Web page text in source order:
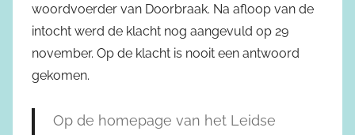
woordvoerder van Doorbraak. Na afloop van de
intocht werd de klacht nog aangevuld op 29
november. Op de klacht is nooit een antwoord
gekomen.
Op de homepage van het Leidse